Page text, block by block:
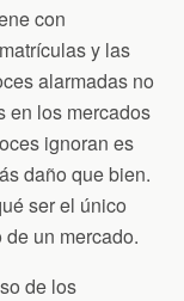
con
y las
alarmadas no
en los mercados
ignoran es
daño que bien.
ser el único
un mercado.
de los